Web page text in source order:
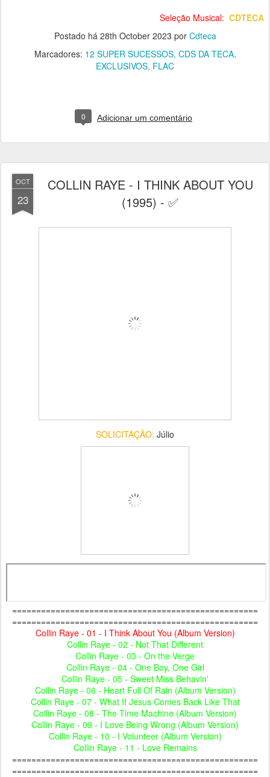
Seleção Musical: CDTECA
Postado há 28th October 2023 por Cdteca
Marcadores: 12 SUPER SUCESSOS CDS DA TECA
EXCLUSIVOS FLAC
0 Adicionar um comentário
OCT
23
COLLIN RAYE - I THINK ABOUT YOU
(1995) - ✅
SOLICITAÇÃO: Júlio
===================================================
===================================================
Collin Raye - 01 - I Think About You (Album Version)
Collin Raye - 02 - Not That Different
Collin Raye - 03 - On the Verge
Collin Raye - 04 - One Boy, One Girl
Collin Raye - 05 - Sweet Miss Behavin'
Collin Raye - 06 - Heart Full Of Rain (Album Version)
Collin Raye - 07 - What If Jesus Comes Back Like That
Collin Raye - 08 - The Time Machine (Album Version)
Collin Raye - 09 - I Love Being Wrong (Album Version)
Collin Raye - 10 - I Volunteer (Album Version)
Collin Raye - 11 - Love Remains
===================================================
===================================================